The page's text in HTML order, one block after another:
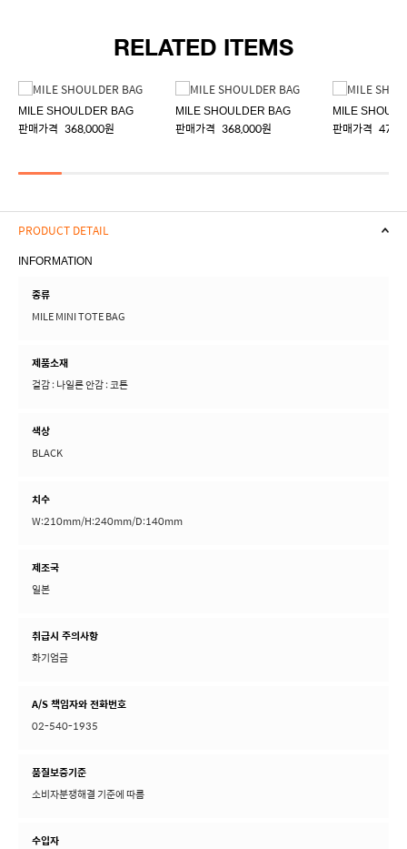
RELATED ITEMS
MILE SHOULDER BAG
판매가격 368,000원
MILE SHOULDER BAG
판매가격 368,000원
MILE
판매가격
PRODUCT DETAIL
INFORMATION
종류
MILE MINI TOTE BAG
제품소재
겉감 : 나일론 안감 : 코튼
색상
BLACK
치수
W:210mm/H:240mm/D:140mm
제조국
일본
취급시 주의사항
화기엄금
A/S 책임자와 전화번호
02-540-1935
품질보증기준
소비자분쟁해결 기준에 따름
수입자